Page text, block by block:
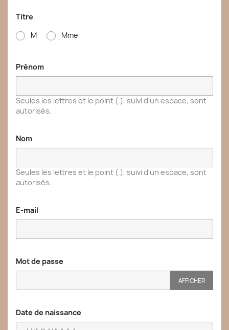
Titre
M
Mme
Prénom
Seules les lettres et le point (.), suivi d'un espace, sont
autorisés.
Nom
Seules les lettres et le point (.), suivi d'un espace, sont
autorisés.
E-mail
Mot de passe
AFFICHER
Date de naissance